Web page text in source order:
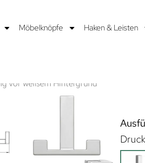
Möbelknöpfe Haken & Leisten